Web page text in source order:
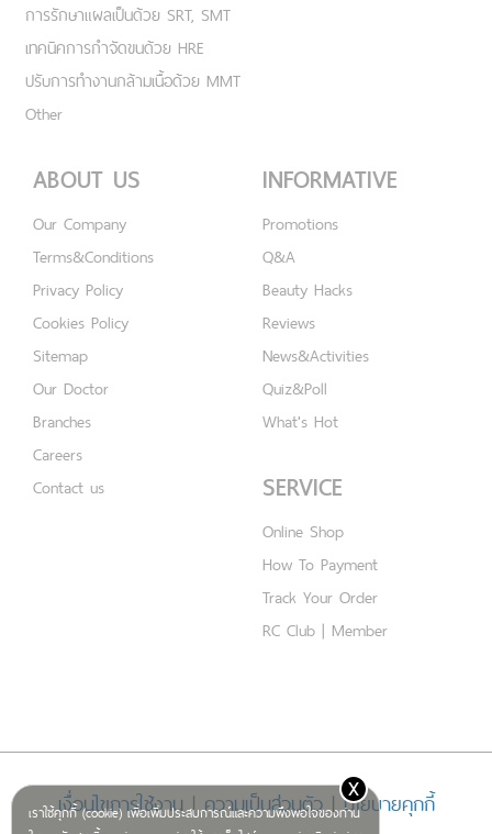
เราใช้คุกกี้ (cookie) เพื่อเพิ่มประสบการณ์และความพึงพอใจของท่าน
x
การรักษาแผลเป็นด้วย SRT, SMT
เทคนิคการกำจัดขนด้วย HRE
ปรับการทำงานกล้ามเนื้อด้วย MMT
Other
ABOUT US
Our Company
Terms&Conditions
Privacy Policy
Cookies Policy
Sitemap
Our Doctor
Branches
Careers
Contact us
INFORMATIVE
Promotions
Q&A
Beauty Hacks
Reviews
News&Activities
Quiz&Poll
What's Hot
SERVICE
Online Shop
How To Payment
Track Your Order
RC Club | Member
เงื่อนไขการใช้งาน|ความเป็นส่วนตัว|นโยบายคุกกี้